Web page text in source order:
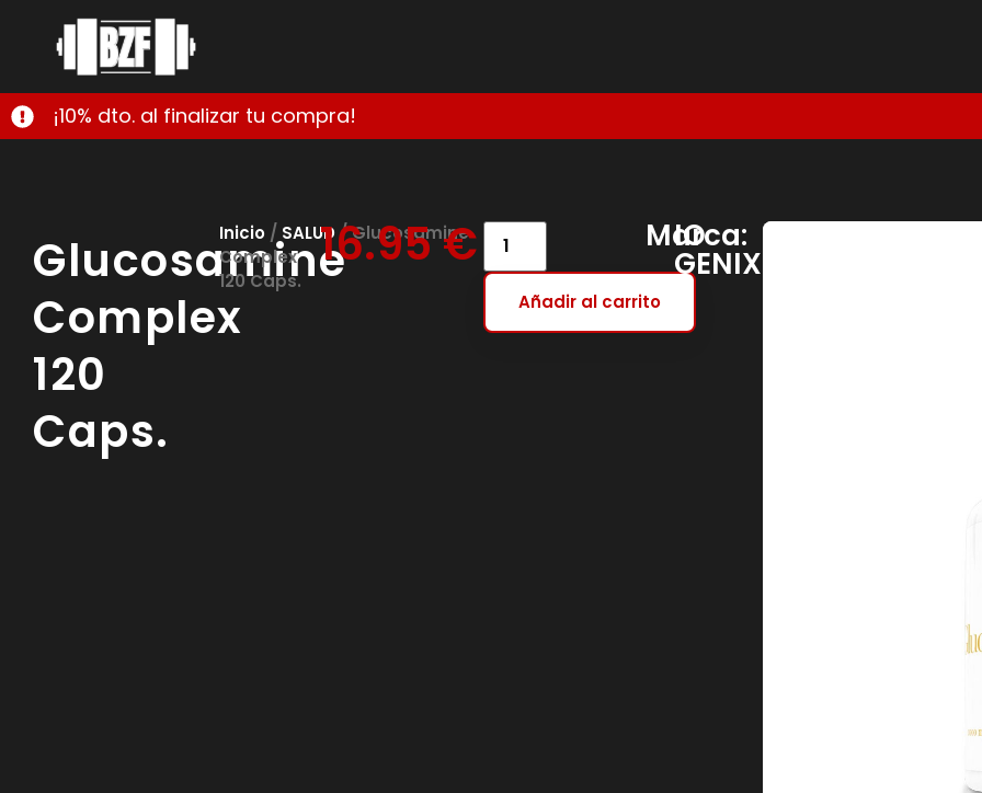
¡10% dto. al finalizar tu compra!
Glucosamine
Complex
120
Caps.
Inicio/ SALUD/ Glucosamine
Complex
120 Caps.
16.95€
Añadir al carrito
Marca:
IO
GENIX